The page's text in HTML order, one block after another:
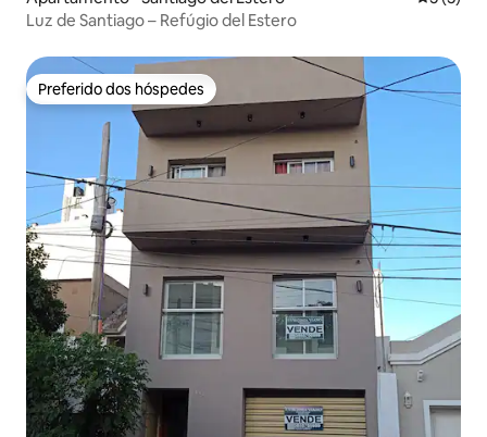
Luz de Santiago – Refúgio del Estero
Preferido dos hóspedes
Preferido dos hóspedes